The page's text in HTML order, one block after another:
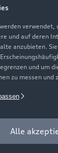
verwendet,
und auf deren
anzubieten.
und um
zu messen und
Alle
Alle Rechte
EU Data Act